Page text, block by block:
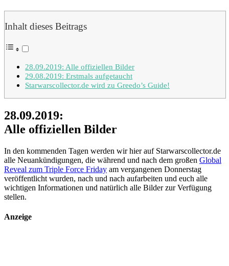
Inhalt dieses Beitrags
28.09.2019: Alle offiziellen Bilder
29.08.2019: Erstmals aufgetaucht
Starwarscollector.de wird zu Greedo’s Guide!
28.09.2019:
Alle offiziellen Bilder
In den kommenden Tagen werden wir hier auf Starwarscollector.de
alle Neuankündigungen, die während und nach dem großen Global
Reveal zum Triple Force Friday am vergangenen Donnerstag
veröffentlicht wurden, nach und nach aufarbeiten und euch alle
wichtigen Informationen und natürlich alle Bilder zur Verfügung
stellen.
Anzeige